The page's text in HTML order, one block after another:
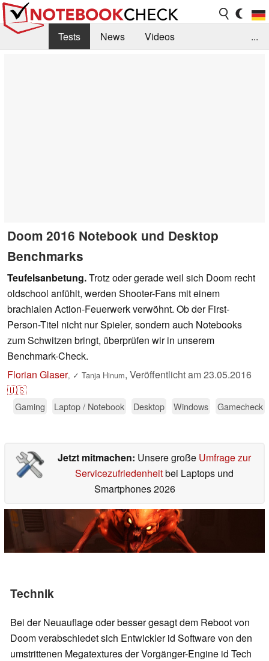
Tests News
Videos
...
Doom 2016 Notebook und Desktop
Benchmarks
Teufelsanbetung.Trotz oder gerade weil sich Doom recht
oldschool anfühlt, werden Shooter-Fans mit einem
brachialen Action-Feuerwerk verwöhnt. Ob der First-
Person-Titel nicht nur Spieler, sondern auch Notebooks
zum Schwitzen bringt, überprüfen wir in unserem
Benchmark-Check.
Florian Glaser, ✓ Tanja Hinum, Veröffentlicht am23.05.2016
🇺🇸
Gaming Laptop / Notebook Desktop Windows Gamecheck
Jetzt mitmachen: Unsere große Umfrage zur
Servicezufriedenheitbei Laptops und
Smartphones 2026
Technik
Bei der Neuauflage oder besser gesagt dem Reboot von
Doom verabschiedet sich Entwickler id Software von den
umstrittenen Megatextures der Vorgänger-Engine id Tech